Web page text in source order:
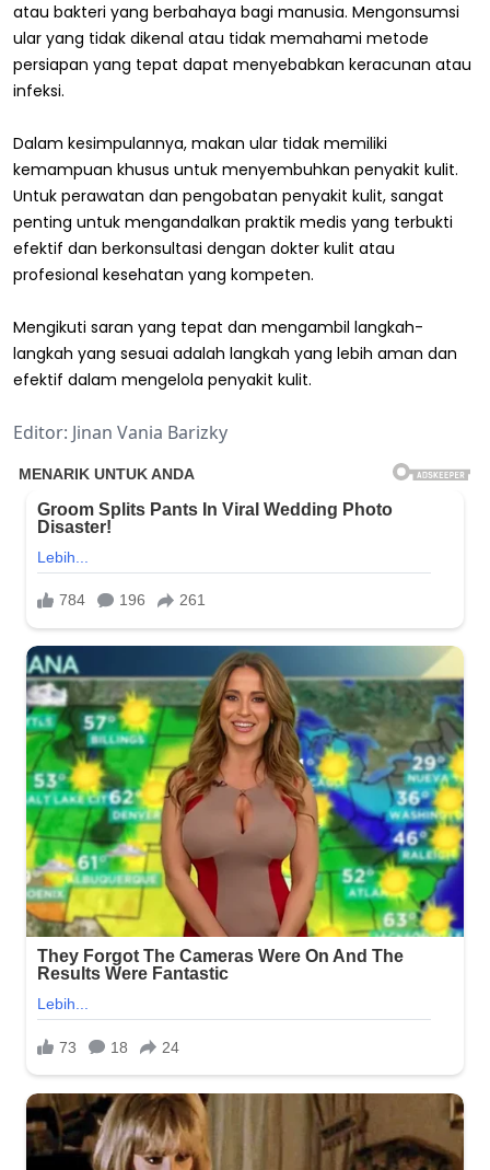
atau bakteri yang berbahaya bagi manusia. Mengonsumsi
ular yang tidak dikenal atau tidak memahami metode
persiapan yang tepat dapat menyebabkan keracunan atau
infeksi.
Dalam kesimpulannya, makan ular tidak memiliki
kemampuan khusus untuk menyembuhkan penyakit kulit.
Untuk perawatan dan pengobatan penyakit kulit, sangat
penting untuk mengandalkan praktik medis yang terbukti
efektif dan berkonsultasi dengan dokter kulit atau
profesional kesehatan yang kompeten.
Mengikuti saran yang tepat dan mengambil langkah-
langkah yang sesuai adalah langkah yang lebih aman dan
efektif dalam mengelola penyakit kulit.
Editor: Jinan Vania Barizky